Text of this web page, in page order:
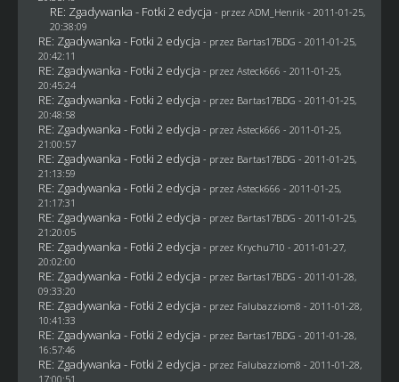
RE: Zgadywanka - Fotki 2 edycja - przez ADM_Henrik - 2011-01-25,
20:38:09
RE: Zgadywanka - Fotki 2 edycja - przez Bartas17BDG - 2011-01-25,
20:42:11
RE: Zgadywanka - Fotki 2 edycja - przez Asteck666 - 2011-01-25,
20:45:24
RE: Zgadywanka - Fotki 2 edycja - przez Bartas17BDG - 2011-01-25,
20:48:58
RE: Zgadywanka - Fotki 2 edycja - przez Asteck666 - 2011-01-25,
21:00:57
RE: Zgadywanka - Fotki 2 edycja - przez Bartas17BDG - 2011-01-25,
21:13:59
RE: Zgadywanka - Fotki 2 edycja - przez Asteck666 - 2011-01-25,
21:17:31
RE: Zgadywanka - Fotki 2 edycja - przez Bartas17BDG - 2011-01-25,
21:20:05
RE: Zgadywanka - Fotki 2 edycja - przez Krychu710 - 2011-01-27,
20:02:00
RE: Zgadywanka - Fotki 2 edycja - przez Bartas17BDG - 2011-01-28,
09:33:20
RE: Zgadywanka - Fotki 2 edycja - przez Falubazziom8 - 2011-01-28,
10:41:33
RE: Zgadywanka - Fotki 2 edycja - przez Bartas17BDG - 2011-01-28,
16:57:46
RE: Zgadywanka - Fotki 2 edycja - przez Falubazziom8 - 2011-01-28,
17:00:51